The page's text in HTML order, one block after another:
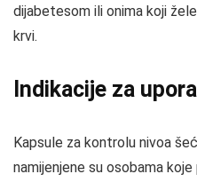
dijabetesom ili onima koji
krvi.
Indikacije za
Kapsule za kontrolu nivoa
namijenjene su osobama